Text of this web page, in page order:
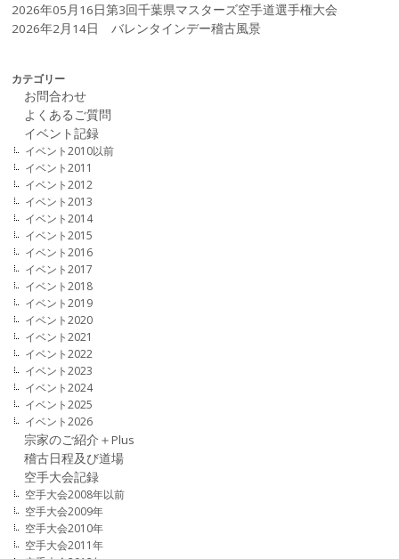
2026年05月16日第3回千葉県マスターズ空手道選手権大会
2026年2月14日 バレンタインデー稽古風景
カテゴリー
お問合わせ
よくあるご質問
イベント記録
イベント2010以前
イベント2011
イベント2012
イベント2013
イベント2014
イベント2015
イベント2016
イベント2017
イベント2018
イベント2019
イベント2020
イベント2021
イベント2022
イベント2023
イベント2024
イベント2025
イベント2026
宗家のご紹介＋Plus
稽古日程及び道場
空手大会記録
空手大会2008年以前
空手大会2009年
空手大会2010年
空手大会2011年